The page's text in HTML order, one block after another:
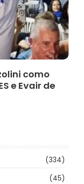
como
e Evair de
(334)
(45)